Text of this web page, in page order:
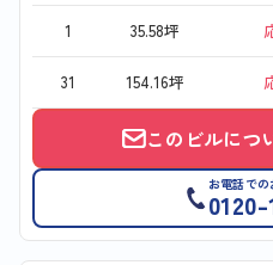
1 35.58坪
31 154.16坪
このビルにつ
お電話で